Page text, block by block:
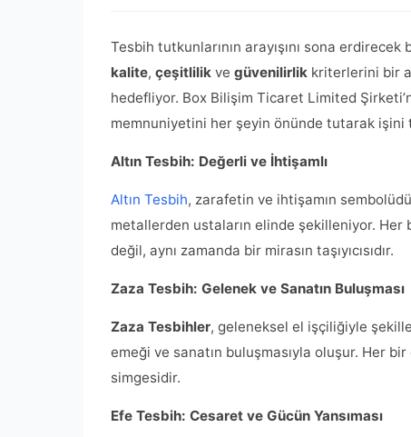
Tesbih tutkunlarının arayışını sona erdirecek
kalite, çeşitlilik ve güvenilirlik kriterlerini bir
hedefliyor. Box Bilişim Ticaret Limited
memnuniyetini her şeyin önünde tutarak işini
Altın Tesbih: Değerli ve İhtişamlı
Altın Tesbih, zarafetin ve ihtişamın
metallerden ustaların elinde şekilleniyor.
değil, aynı zamanda bir mirasın taşıyıcısıdır.
Zaza Tesbih: Gelenek ve Sanatın Buluşması
Zaza Tesbihler, geleneksel el işçiliğiyle
emeği ve sanatın buluşmasıyla oluşur. Her
simgesidir.
Efe Tesbih: Cesaret ve Gücün Yansıması